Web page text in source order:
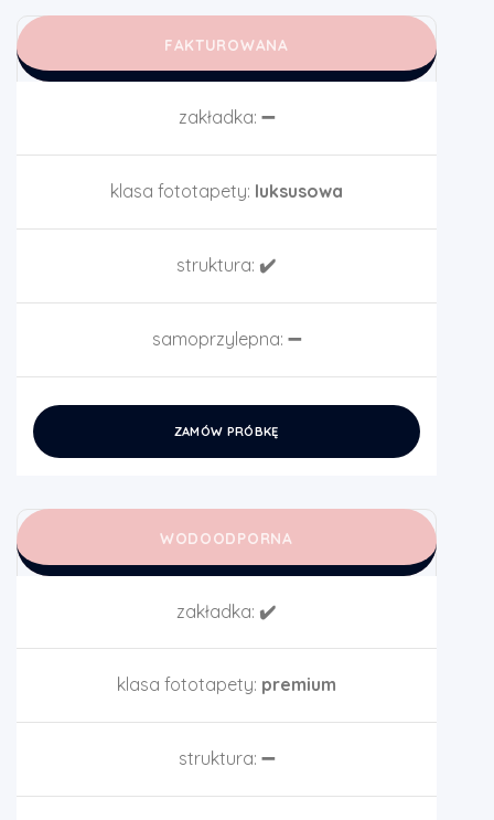
FAKTUROWANA
zakładka: ➖
klasa fototapety: luksusowa
struktura: ✔️
samoprzylepna: ➖
ZAMÓW PRÓBKĘ
WODOODPORNA
zakładka: ✔️
klasa fototapety: premium
struktura: ➖